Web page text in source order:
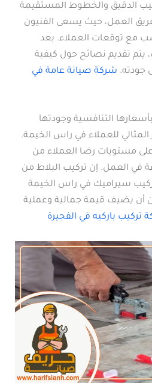
الدقيق والخطوط المستقيمة
العمل، حيث يسعى الفنيون
مع توقعات العملاء. بعد
يتم تقديم نصائح حول كيفية
جودته. شركة صيانة عامة في
التنافسية وجودتها
المثالي للعملاء في راس الخيمة.
مستويات رضا العملاء من
في العمل. إن تركيب البلاط من
سيراميك في راس الخيمة
أن يضيف قيمة جمالية وعملية
تركيب باركيه في الفجيرة